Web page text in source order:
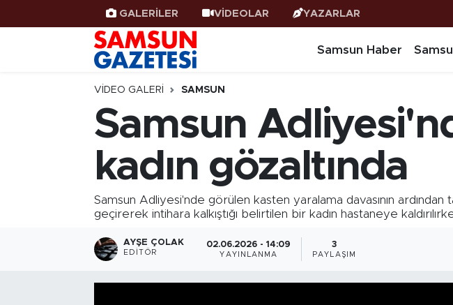
GALERİLER VİDEOLAR YAZARLAR
Samsun Haber
VIDEO GALERI SAMSUN
Samsun
kadın gözaltında
Samsun Adliyesi'nde görülen kasten yaralama davasının
geçirerek intihara kalkıştığı belirtilen bir kadın hastaneye
AYŞE ÇOLAK
EDITÖR
02.06.2026 - 14:09
YAYINLANMA
3
PAYLAŞIM
Samsun Haber
Samsunspor
Samsun Rehberi
Resmi İlanlar
Samsun Nöbetçi Eczaneler
Samsun Hava Durumu
SAMSUN Namaz Vakitleri
Samsun Trafik Yoğunluk Haritası
Süper Lig Puan Durumu ve Fikstür